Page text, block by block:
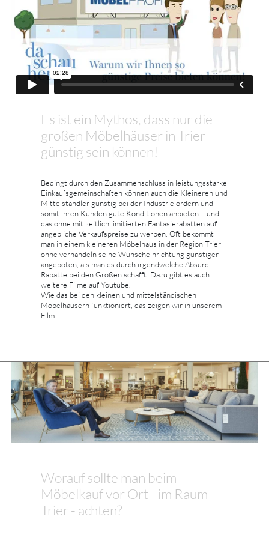
Es ist ein Mythos, dass nur die
großen Möbelhäuser in Trier
günstig sein können!
Bedingt durch den Zusammenschluss in leistungsstarke
Einkaufsgemeinschaften können auch die Kleineren und
Mittelständler günstig bei der Industrie ordern und
somit ihren Kunden gute Konditionen anbieten – und
das ohne mit zeitlich limitierten Fantasierabatten auf
angebliche Verkaufspreise zu werben. Oft bekommt
man in einem kleineren Möbelhaus in der Region Trier
ohne verhandeln seine Wunscheinrichtung günstiger
angeboten, als man es durch irgendwelche Absurd-
Rabatte bei den Großen schafft. Dazu gibt es auch
weitere Filme auf Youtube.
Wie das bei den kleinen und mittelständischen
Möbelhäusern funktioniert, das zeigen wir in unserem
Film.
Worauf sollte man beim
Möbelkauf vor Ort - im Raum
Trier - achten?